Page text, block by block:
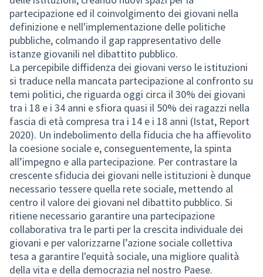
partecipazione ed il coinvolgimento dei giovani nella
definizione e nell'implementazione delle politiche
pubbliche, colmando il gap rappresentativo delle
istanze giovanili nel dibattito pubblico.
La percepibile diffidenza dei giovani verso le istituzioni
si traduce nella mancata partecipazione al confronto su
temi politici, che riguarda oggi circa il 30% dei giovani
tra i 18 e i 34 anni e sfiora quasi il 50% dei ragazzi nella
fascia di età compresa tra i 14 e i 18 anni (Istat, Report
2020). Un indebolimento della fiducia che ha affievolito
la coesione sociale e, conseguentemente, la spinta
all’impegno e alla partecipazione. Per contrastare la
crescente sfiducia dei giovani nelle istituzioni è dunque
necessario tessere quella rete sociale, mettendo al
centro il valore dei giovani nel dibattito pubblico. Si
ritiene necessario garantire una partecipazione
collaborativa tra le parti per la crescita individuale dei
giovani e per valorizzarne l’azione sociale collettiva
tesa a garantire l'equità sociale, una migliore qualità
della vita e della democrazia nel nostro Paese.